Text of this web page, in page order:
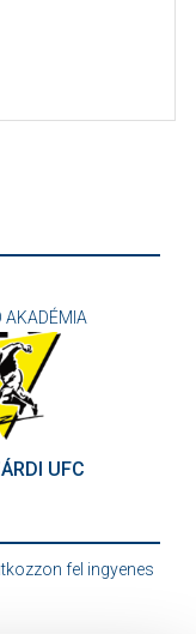
AKADÉMIA
UFC
fel ingyenes